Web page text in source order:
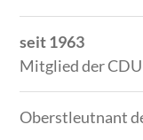
Zeitraum
Tätigkeit
seit 1963
Mitglied der CDU
Oberstleutnant